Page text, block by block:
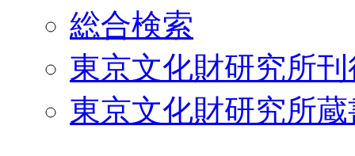
総合検索
東京文化財研究所
東京文化財研究所